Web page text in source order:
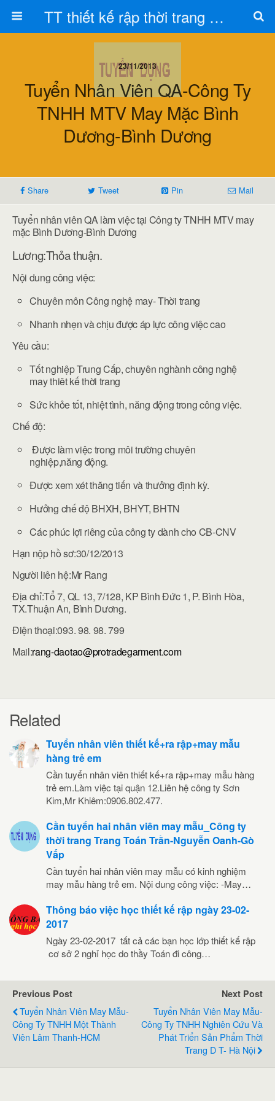
TT thiết kế rập thời trang Toán Trần
23/11/2013
Tuyển Nhân Viên QA-Công Ty
TNHH MTV May Mặc Bình
Dương-Bình Dương
Share Tweet Pin Mail
Tuyển nhân viên QA làm việc tại Công ty TNHH MTV may
mặc Bình Dương-Bình Dương
Lương:Thỏa thuận.
Nội dung công việc:
Chuyên môn Công nghệ may- Thời trang
Nhanh nhẹn và chịu được áp lực công việc cao
Yêu cầu:
Tốt nghiệp Trung Cấp, chuyên nghành công nghệ
may thiêt kế thời trang
Sức khỏe tốt, nhiệt tình, năng động trong công việc.
Chế độ:
Được làm việc trong môi trường chuyên
nghiệp,năng động.
Được xem xét thăng tiến và thưởng định kỳ.
Hưởng chế độ BHXH, BHYT, BHTN
Các phúc lợi riêng của công ty dành cho CB-CNV
Hạn nộp hồ sơ:30/12/2013
Người liên hệ:Mr Rang
Địa chỉ:Tổ 7, QL 13, 7/128, KP Bình Đức 1, P. Bình Hòa,
TX.Thuận An, Bình Dương.
Điện thoại:093. 98. 98. 799
Mail:rang-daotao@protradegarment.com
Related
Tuyển nhân viên thiết kế+ra rập+may mẫu
hàng trẻ em
Cần tuyển nhân viên thiết kế+ra rập+may mẫu hàng
trẻ em.Làm việc tại quận 12.Liên hệ công ty Sơn
Kim,Mr Khiêm:0906.802.477.
Cần tuyển hai nhân viên may mẫu_Công ty
thời trang Trang Toán Trần-Nguyễn Oanh-Gò
Vấp
Cần tuyển hai nhân viên may mẫu có kinh nghiệm
may mẫu hàng trẻ em. Nội dung công việc: -May…
Thông báo việc học thiết kế rập ngày 23-02-
2017
Ngày 23-02-2017 tất cả các bạn học lớp thiết kế rập
cơ sở 2 nghỉ học do thầy Toán đi công…
Previous Post
Tuyển Nhân Viên May Mẫu-
Công Ty TNHH Một Thành
Viên Lâm Thanh-HCM
Next Post
Tuyển Nhân Viên May Mẫu-
Công Ty TNHH Nghiên Cứu Và
Phát Triển Sản Phẩm Thời
Trang D T- Hà Nội